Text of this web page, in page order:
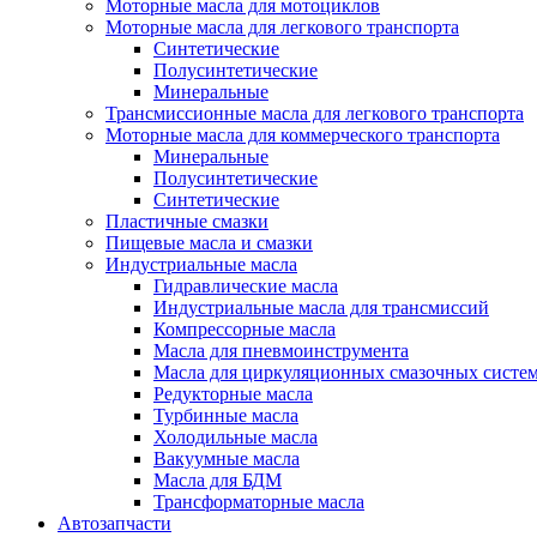
Моторные масла для мотоциклов
Моторные масла для легкового транспорта
Синтетические
Полусинтетические
Минеральные
Трансмиссионные масла для легкового транспорта
Моторные масла для коммерческого транспорта
Минеральные
Полусинтетические
Синтетические
Пластичные смазки
Пищевые масла и смазки
Индустриальные масла
Гидравлические масла
Индустриальные масла для трансмиссий
Компрессорные масла
Масла для пневмоинструмента
Масла для циркуляционных смазочных
Редукторные масла
Турбинные масла
Холодильные масла
Вакуумные масла
Масла для БДМ
Трансформаторные масла
Автозапчасти